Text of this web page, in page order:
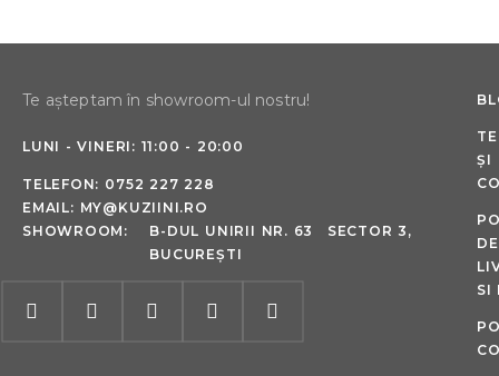
Te așteptam în showroom-ul nostru!
LUNI - VINERI: 11:00 - 20:00
TELEFON: 0752 227 228
EMAIL: MY@KUZIINI.RO
SHOWROOM:
B-DUL UNIRII NR. 63 SECTOR 3,
BUCUREȘTI
ȘI
DE
SI